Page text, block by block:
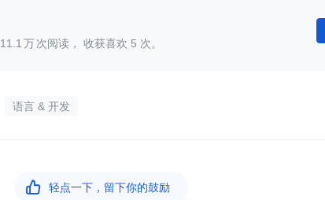
11.1 次阅读， 收获喜欢 5 次。
语言 & 开发
 轻点一下，留下你的鼓励